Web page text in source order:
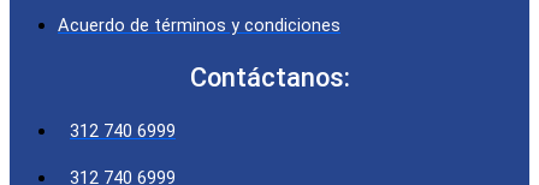
Acuerdo de términos y condiciones
Contáctanos:
312 740 6999
312 740 6999